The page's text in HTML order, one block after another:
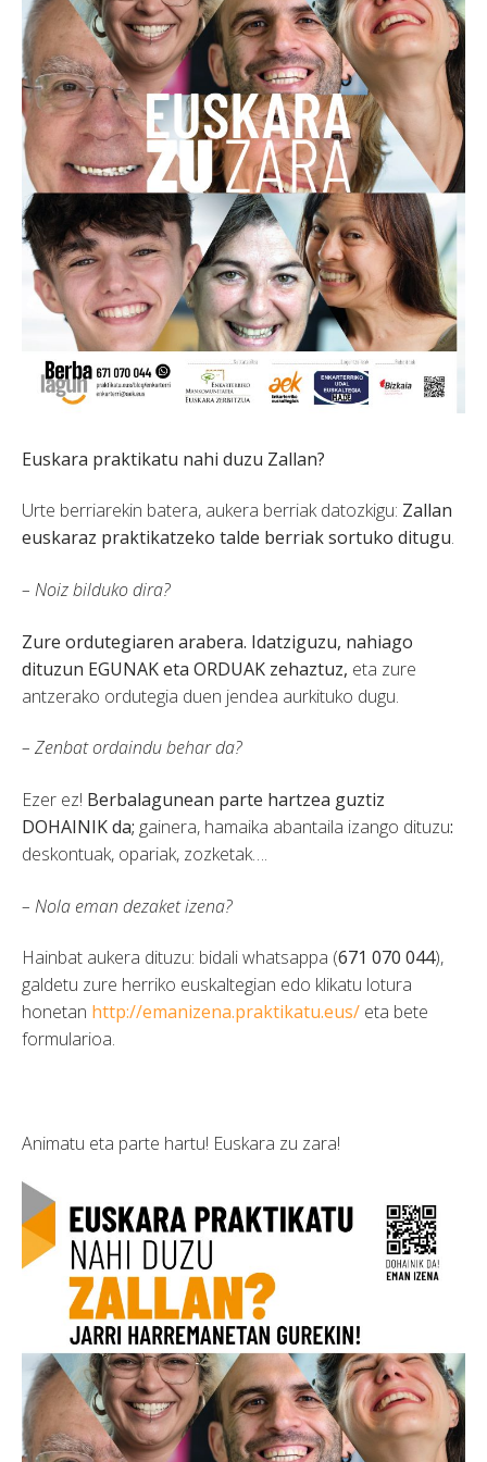
Euskara praktikatu nahi duzu Zallan?
Urte berriarekin batera, aukera berriak datozkigu: Zallan
euskaraz praktikatzeko talde berriak sortuko ditugu.
– Noiz bilduko dira?
Zure ordutegiaren arabera. Idatziguzu, nahiago
dituzun EGUNAK eta ORDUAK zehaztuz, eta zure
antzerako ordutegia duen jendea aurkituko dugu.
– Zenbat ordaindu behar da?
Ezer ez! Berbalagunean parte hartzea guztiz
DOHAINIK da; gainera, hamaika abantaila izango dituzu:
deskontuak, opariak, zozketak….
– Nola eman dezaket izena?
Hainbat aukera dituzu: bidali whatsappa (671 070 044),
galdetu zure herriko euskaltegian edo klikatu lotura
honetan http://emanizena.praktikatu.eus/ eta bete
formularioa.
Animatu eta parte hartu! Euskara zu zara!